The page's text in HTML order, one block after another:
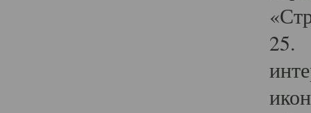
25.